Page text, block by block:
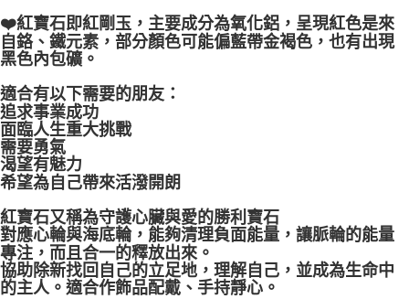
免運費
❤️紅寶石即紅剛玉，主要成分為氧化鋁，呈現紅色是來
自鉻、鐵元素，部分顏色可能偏藍帶金褐色，也有出現
黑色內包礦。
適合有以下需要的朋友：
追求事業成功
面臨人生重大挑戰
需要勇氣
渴望有魅力
希望為自己帶來活潑開朗
紅寶石又稱為守護心臟與愛的勝利寶石
對應心輪與海底輪，能夠清理負面能量，讓脈輪的能量
專注，而且合一的釋放出來。
協助除新找回自己的立足地，理解自己，並成為生命中
的主人。適合作飾品配戴、手持靜心。